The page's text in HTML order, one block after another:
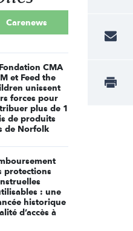
Carenews
CMA
et Feed the
unissent
forces pour
plus de 1
de produits
de Norfolk
protections
: une
historique
d’accès à